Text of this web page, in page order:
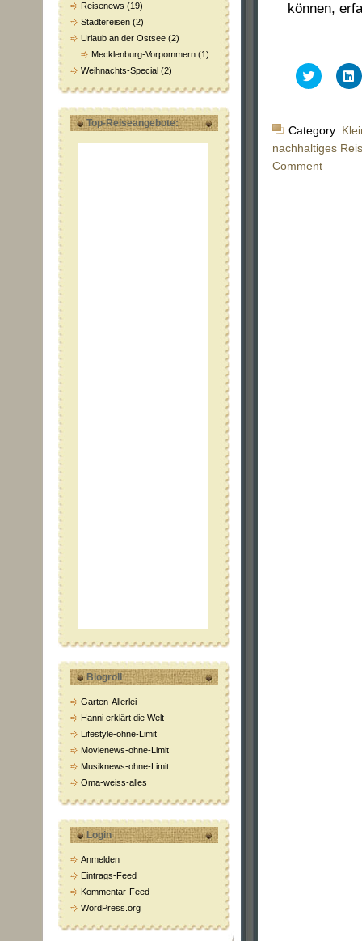
Reisenews (19)
Städtereisen (2)
Urlaub an der Ostsee (2)
Mecklenburg-Vorpommern (1)
Weihnachts-Special (2)
Top-Reiseangebote:
Blogroll
Garten-Allerlei
Hanni erklärt die Welt
Lifestyle-ohne-Limit
Movienews-ohne-Limit
Musiknews-ohne-Limit
Oma-weiss-alles
Login
Anmelden
Eintrags-Feed
Kommentar-Feed
WordPress.org
können,
Klick,
um
teilen
(Wird
in
neuem
Fenster
Category:
nachhaltiges
Comment